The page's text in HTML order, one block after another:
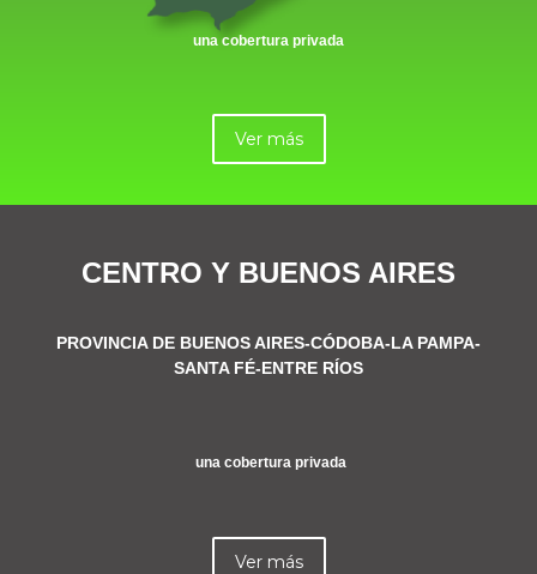
una cobertura privada
Ver más
CENTRO Y BUENOS AIRES
PROVINCIA DE BUENOS AIRES-CÓDOBA-LA PAMPA-
SANTA FÉ-ENTRE RÍOS
una cobertura privada
Ver más